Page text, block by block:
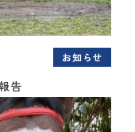
お知らせ
告